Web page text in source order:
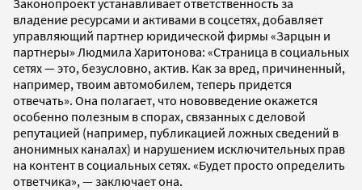
владение ресурсами и активами в соцсетях, добавляет
управляющий партнер юридической фирмы «Зарцын и
партнеры» Людмила Харитонова: «Страница в социальных
сетях — это, безусловно, актив. Как за вред, причиненный,
например, твоим автомобилем, теперь придется
отвечать». Она полагает, что нововведение окажется
особенно полезным в спорах, связанных с деловой
репутацией (например, публикацией ложных сведений в
анонимных каналах) и нарушением исключительных прав
на контент в социальных сетях. «Будет просто определить
ответчика», — заключает она.